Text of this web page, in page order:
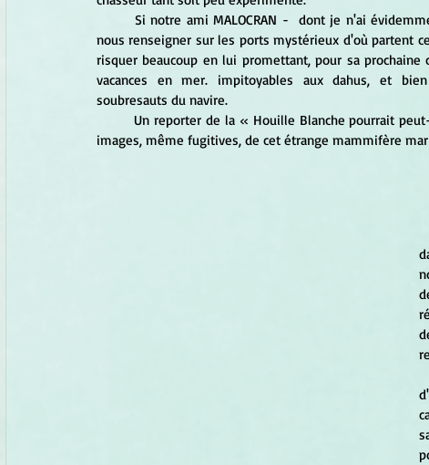
nous renseigner sur les ports mystérieux d'où partent
risquer beaucoup en lui promettant, pour sa prochaine
vacances en mer. impitoyables aux dahus, et
soubresauts du navire.
images, même fugitives, de cet étrange mammifère